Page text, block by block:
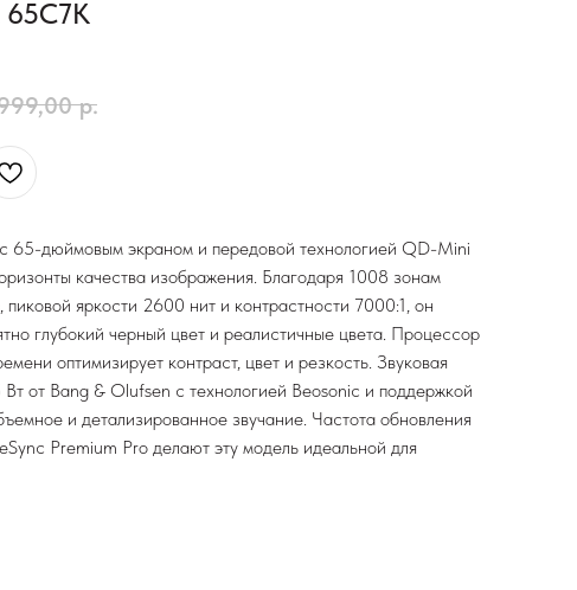
65C7K
р.
65-дюймовым экраном и передовой технологией QD-Mini
качества изображения. Благодаря 1008 зонам
пиковой яркости 2600 нит и контрастности 7000:1, он
глубокий черный цвет и реалистичные цвета. Процессор
оптимизирует контраст, цвет и резкость. Звуковая
от Bang & Olufsen с технологией Beosonic и поддержкой
и детализированное звучание. Частота обновления
Premium Pro делают эту модель идеальной для